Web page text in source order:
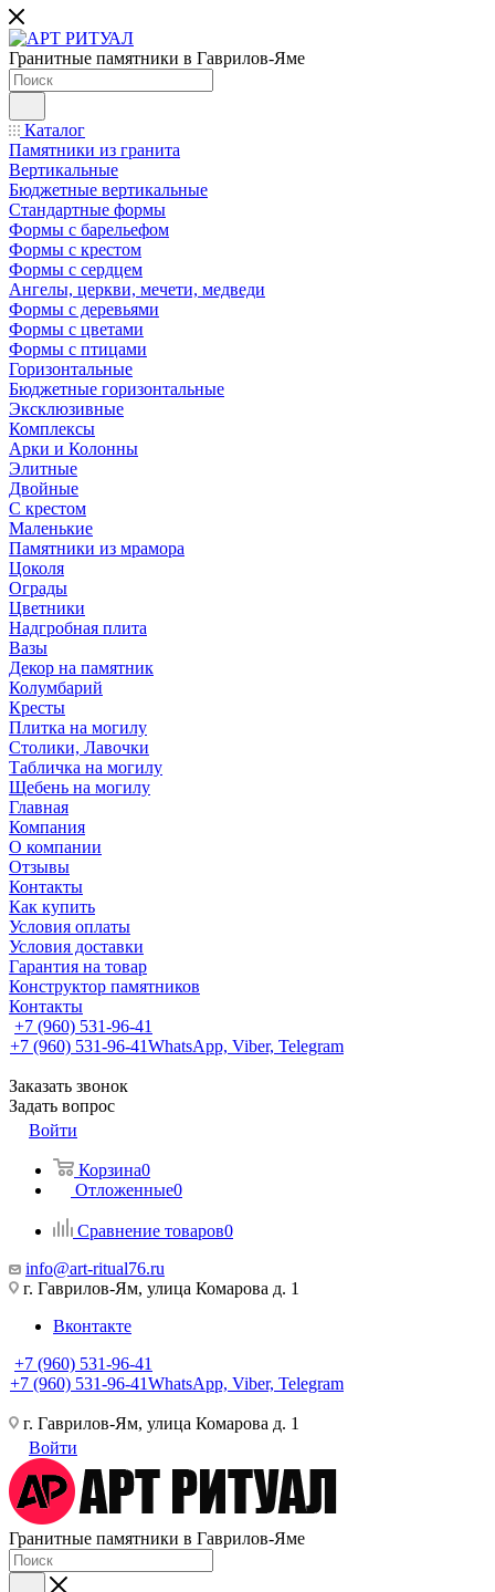
Гранитные памятники в Гаврилов-Яме
Каталог
Памятники из гранита
Вертикальные
Бюджетные вертикальные
Стандартные формы
Формы с барельефом
Формы с крестом
Формы с сердцем
Ангелы, церкви, мечети, медведи
Формы с деревьями
Формы с цветами
Формы с птицами
Горизонтальные
Бюджетные горизонтальные
Эксклюзивные
Комплексы
Арки и Колонны
Элитные
Двойные
С крестом
Маленькие
Памятники из мрамора
Цоколя
Ограды
Цветники
Надгробная плита
Вазы
Декор на памятник
Колумбарий
Кресты
Плитка на могилу
Столики, Лавочки
Табличка на могилу
Щебень на могилу
Главная
Компания
О компании
Отзывы
Контакты
Как купить
Условия оплаты
Условия доставки
Гарантия на товар
Конструктор памятников
Контакты
+7 (960) 531-96-41
+7 (960) 531-96-41WhatsApp, Viber, Telegram
Заказать звонок
Задать вопрос
Войти
Корзина0
Отложенные0
Сравнение товаров0
info@art-ritual76.ru
г. Гаврилов-Ям, улица Комарова д. 1
Вконтакте
+7 (960) 531-96-41
+7 (960) 531-96-41WhatsApp, Viber, Telegram
г. Гаврилов-Ям, улица Комарова д. 1
Войти
Гранитные памятники в Гаврилов-Яме